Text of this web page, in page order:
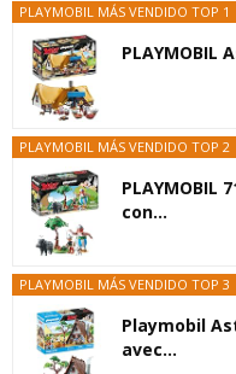
PLAYMOBIL MÁS VENDIDO TOP 1
PLAYMOBIL
PLAYMOBIL MÁS VENDIDO TOP 2
PLAYMOBIL
con...
PLAYMOBIL MÁS VENDIDO TOP 3
Playmobil
avec...